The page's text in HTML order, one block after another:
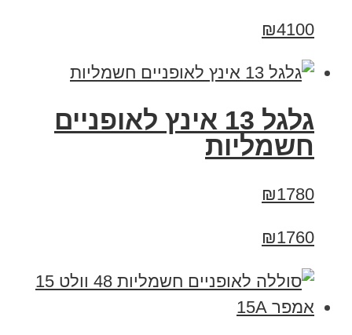
₪4100
גלגל 13 אינץ לאופניים
חשמליות
₪1780
₪1760